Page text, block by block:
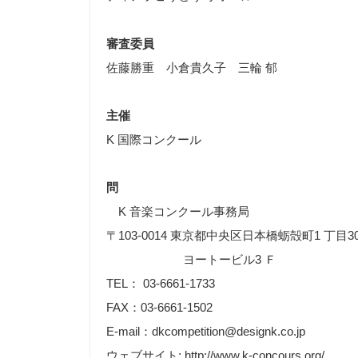
審査委員
佐藤勝重 小倉貴久子 三輪 郁
主催
K 国際コンクール
問
K 音楽コンクール事務局
〒103-0014 東京都中央区日本橋蛎殻町1 丁目
ヨートービル3 Ｆ
TEL： 03-6661-1733
FAX：03-6661-1502
E-mail：dkcompetition@designk.co.jp
ウェブサイト: http://www.k-concours.org/